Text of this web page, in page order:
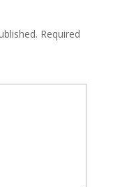
Required